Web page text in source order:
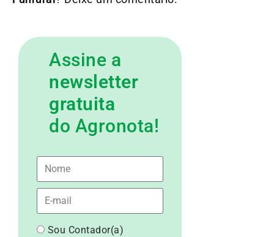
Assine a
newsletter
gratuita
do Agronota!
Sou Contador(a)